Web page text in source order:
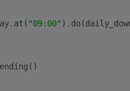
"09:00"